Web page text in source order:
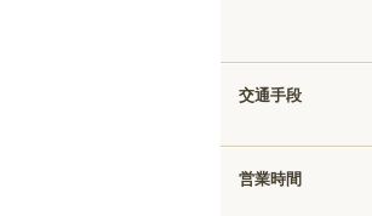
交通手段
営業時間